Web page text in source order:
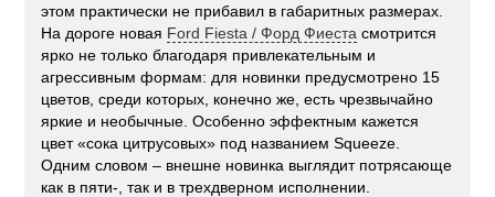
этом практически не прибавил в габаритных размерах.
На дороге новая Ford Fiesta / Форд Фиеста смотрится
ярко не только благодаря привлекательным и
агрессивным формам: для новинки предусмотрено 15
цветов, среди которых, конечно же, есть чрезвычайно
яркие и необычные. Особенно эффектным кажется
цвет «сока цитрусовых» под названием Squeeze.
Одним словом – внешне новинка выглядит потрясающе
как в пяти-, так и в трехдверном исполнении.